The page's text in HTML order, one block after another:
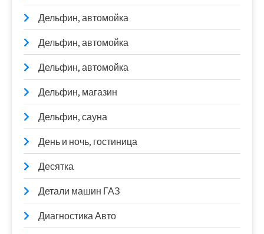
Дельфин, автомойка
Дельфин, автомойка
Дельфин, автомойка
Дельфин, магазин
Дельфин, сауна
День и ночь, гостиница
Десятка
Детали машин ГАЗ
Диагностика Авто